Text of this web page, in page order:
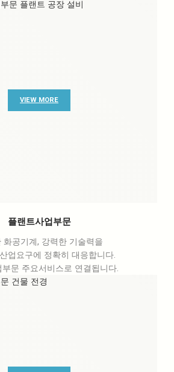
VIEW MORE
플랜트사업부문
화공기계, 강력한 기술력을
업요구에 정확히 대응합니다.
부문 주요서비스로 연결됩니다.